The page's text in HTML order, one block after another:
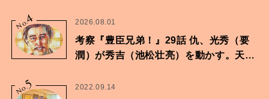
No.4 2026.08.01
考察『豊臣兄弟！』29話 仇、光秀（要
潤）が秀吉（池松壮亮）を動かす。天下
No.5 2022.09.14